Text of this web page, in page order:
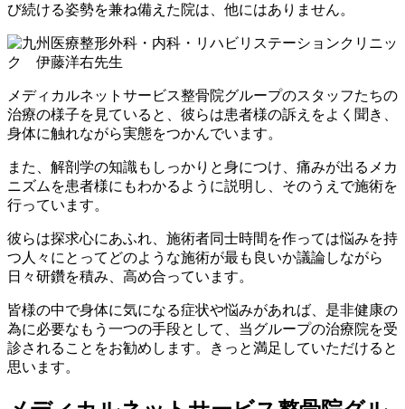
び続ける姿勢を兼ね備えた院は、他にはありません。
メディカルネットサービス整骨院グループのスタッフたちの
治療の様子を見ていると、彼らは患者様の訴えをよく聞き、
身体に触れながら実態をつかんでいます。
また、解剖学の知識もしっかりと身につけ、痛みが出るメカ
ニズムを患者様にもわかるように説明し、そのうえで施術を
行っています。
彼らは探求心にあふれ、施術者同士時間を作っては悩みを持
つ人々にとってどのような施術が最も良いか議論しながら
日々研鑽を積み、高め合っています。
皆様の中で身体に気になる症状や悩みがあれば、是非健康の
為に必要なもう一つの手段として、当グループの治療院を受
診されることをお勧めします。きっと満足していただけると
思います。